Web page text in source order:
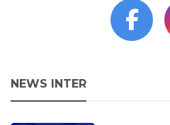
NEWS INTER